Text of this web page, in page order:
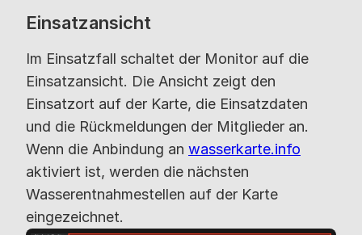
Einsatzansicht
Im Einsatzfall schaltet der Monitor auf die
Einsatzansicht. Die Ansicht zeigt den
Einsatzort auf der Karte, die Einsatzdaten
und die Rückmeldungen der Mitglieder an.
Wenn die Anbindung an wasserkarte.info
aktiviert ist, werden die nächsten
Wasserentnahmestellen auf der Karte
eingezeichnet.